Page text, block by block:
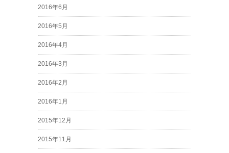
2016年6月
2016年5月
2016年4月
2016年3月
2016年2月
2016年1月
2015年12月
2015年11月